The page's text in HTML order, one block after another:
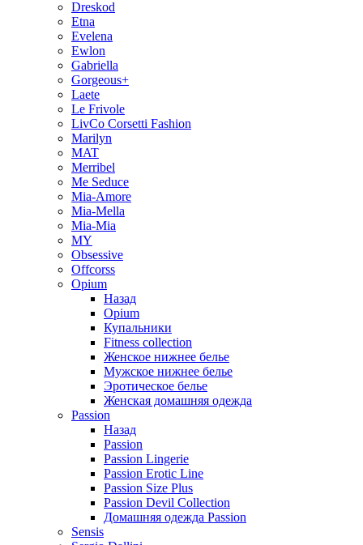
Dreskod
Etna
Evelena
Ewlon
Gabriella
Gorgeous+
Laete
Le Frivole
LivCo Corsetti Fashion
Marilyn
MAT
Merribel
Me Seduce
Mia-Amore
Mia-Mella
Mia-Mia
MY
Obsessive
Offcorss
Opium
Назад
Opium
Купальники
Fitness collection
Женское нижнее белье
Мужское нижнее белье
Эротическое белье
Женская домашняя одежда
Passion
Назад
Passion
Passion Lingerie
Passion Erotic Line
Passion Size Plus
Passion Devil Collection
Домашняя одежда Passion
Sensis